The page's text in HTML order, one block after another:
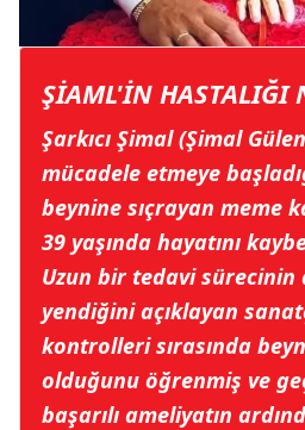
ŞİAML'İN HASTALIĞI
Şarkıcı Şimal (Şimal
mücadele etmeye
beynine sıçrayan meme
39 yaşında hayatını
Uzun bir tedavi sürecinin
yendiğini açıklayan
kontrolleri sırasında
olduğunu öğrenmiş ve
başarılı ameliyatın